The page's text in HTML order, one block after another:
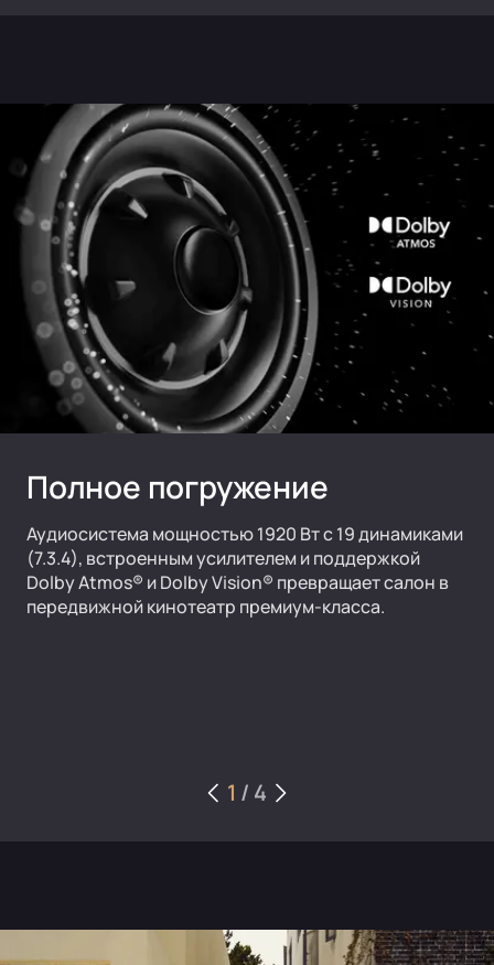
Полное погружение
Аудиосистема мощностью 1920 Вт с 19 динамиками
(7.3.4), встроенным усилителем и поддержкой
Dolby Atmos® и Dolby Vision® превращает салон в
передвижной кинотеатр премиум-класса.
1 / 4